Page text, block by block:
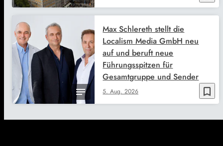
bookmark_border
5. Aug. 2026
Max Schlereth stellt die
Localism Media GmbH neu
auf und beruft neue
Führungsspitzen für
Gesamtgruppe und Sender